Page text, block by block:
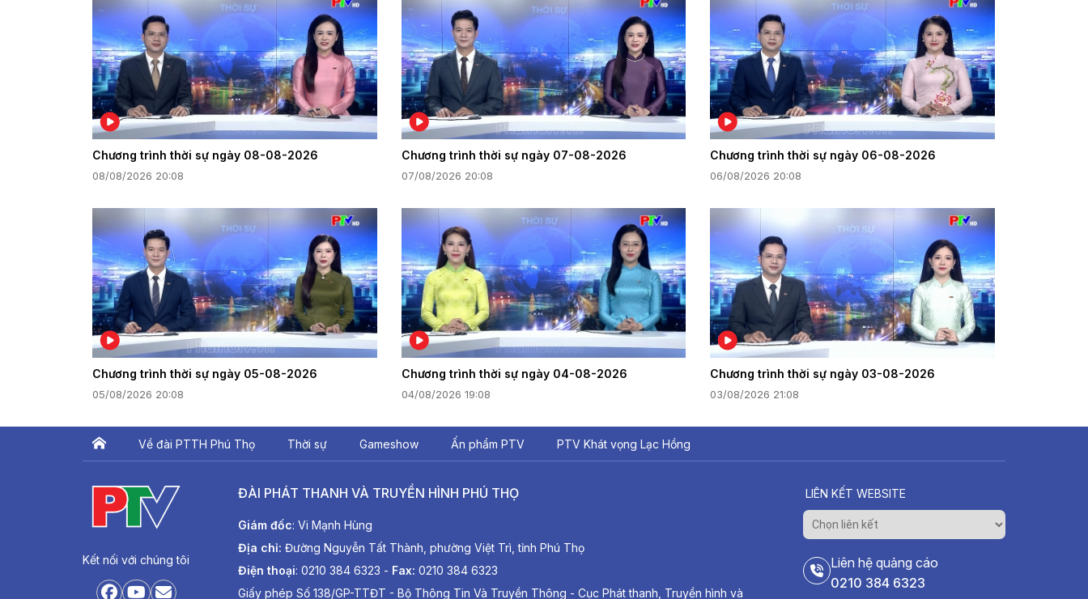
Chương trình thời sự ngày 08-08-2026
08/08/2026 20:08
Chương trình thời sự ngày 07-08-2026
07/08/2026 20:08
Chương trình thời sự ngày 06-08-2026
06/08/2026 20:08
Chương trình thời sự ngày 05-08-2026
05/08/2026 20:08
Chương trình thời sự ngày 04-08-2026
04/08/2026 19:08
Chương trình thời sự ngày 03-08-2026
03/08/2026 21:08
Về đài PTTH Phú Thọ Thời sự Gameshow Ấn phẩm PTV PTV Khát vọng Lạc Hồng
Kết nối với chúng tôi
ĐÀI PHÁT THANH VÀ TRUYỀN HÌNH PHÚ THỌ
Giám đốc: Vi Mạnh Hùng
Địa chỉ: Đường Nguyễn Tất Thành, phường Việt Trì, tỉnh Phú Thọ
Điện thoại: 0210 384 6323 - Fax: 0210 384 6323
Giấy phép Số 138/GP-TTĐT - Bộ Thông Tin Và Truyền Thông - Cục Phát thanh, Truyền hình và
LIÊN KẾT WEBSITE
Liên hệ quảng cáo
0210 384 6323